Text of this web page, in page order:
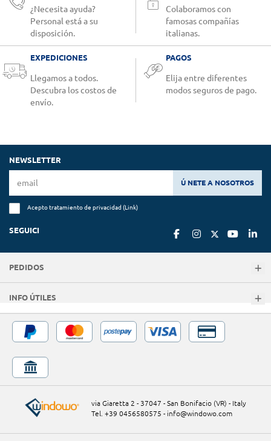
¿Necesita ayuda?
Personal está a su
disposición.
Colaboramos con
famosas compañías
italianas.
EXPEDICIONES
Llegamos a todos.
Descubra los costos de
envío.
PAGOS
Elija entre diferentes
modos seguros de pago.
NEWSLETTER
Ú NETE A NOSOTROS
Acepto tratamiento de privacidad (Link)
SEGUICI
PEDIDOS
INFO ÚTILES
via Giaretta 2 - 37047 - San Bonifacio (VR) - Italy
Tel. +39 0456580575 - info@windowo.com